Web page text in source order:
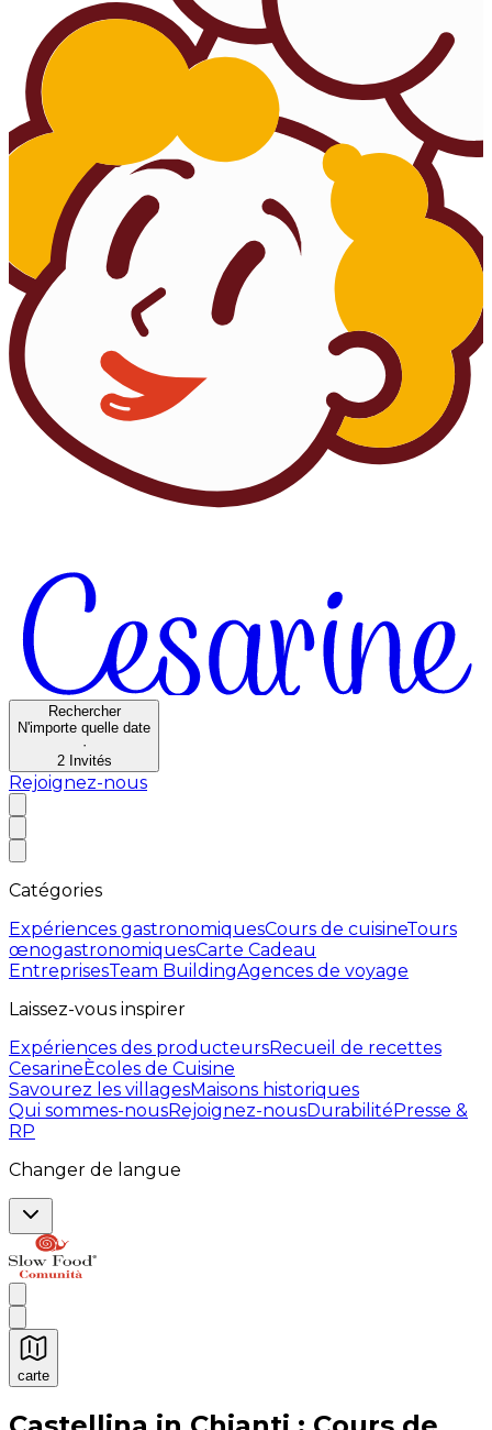
Rechercher
N'importe quelle date
·
2 Invités
Rejoignez-nous
Catégories
Expériences gastronomiquesCours de cuisineTours
œnogastronomiquesCarte Cadeau
EntreprisesTeam BuildingAgences de voyage
Laissez-vous inspirer
Expériences des producteursRecueil de recettes
CesarineÈcoles de Cuisine
Savourez les villagesMaisons historiques
Qui sommes-nousRejoignez-nousDurabilitéPresse &
RP
Changer de langue
carte
Expériences culinaires inoubliables : Expériences